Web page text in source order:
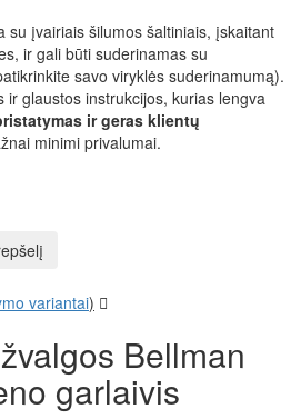
su įvairiais šilumos šaltiniais, įskaitant
ir gali būti suderinamas su
savo viryklės suderinamumą).
ir glaustos instrukcijos, kurias lengva
ir geras klientų
minimi privalumai.
variantai)
Bellman
garlaivis